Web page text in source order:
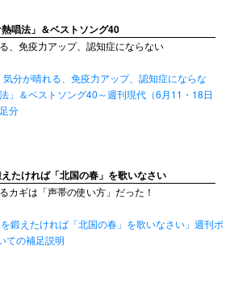
唱法」＆ベストソング40
、免疫力アップ、認知症にならない
分が晴れる、免疫力アップ、認知症にならな
」＆ベストソング40～週刊現代（6月11・18日
分
たければ「北国の春」を歌いなさい
カギは「声帯の使い方」だった！
鍛えたければ「北国の春」を歌いなさい」週刊ポ
ての補足説明